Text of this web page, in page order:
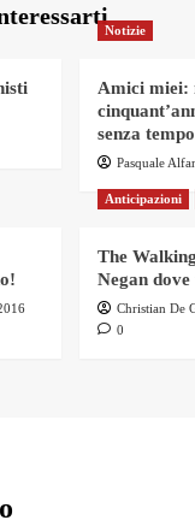
Notizie
Amici
senza
Pasquale
Anticipazioni
The
Negan
Christian De
0